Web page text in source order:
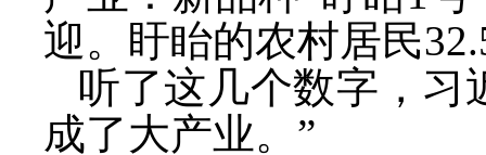
迎。盱眙的农村居民
听了这几个数字，习
成了大产业。”